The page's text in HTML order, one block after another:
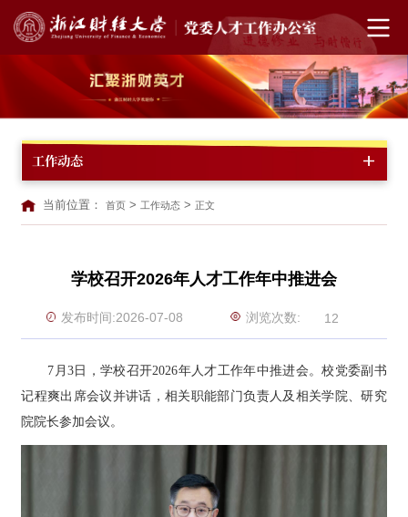
工作动态
当前位置： 首页 > 工作动态 > 正文
学校召开2026年人才工作年中推进会
发布时间:2026-07-08 浏览次数: 12
7月3日，学校召开2026年人才工作年中推进会。校党委副书
记程爽出席会议并讲话，相关职能部门负责人及相关学院、研究
院院长参加会议。